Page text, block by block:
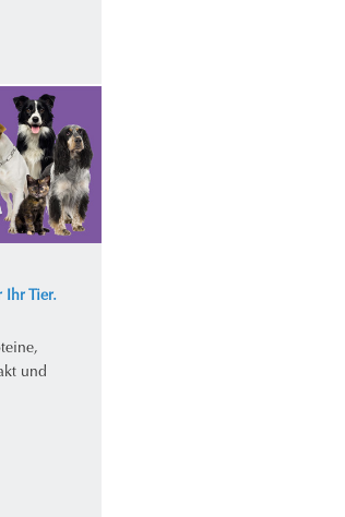
Ihr Tier.
und